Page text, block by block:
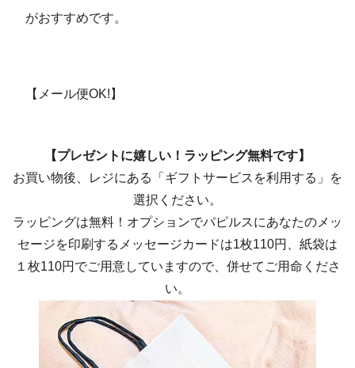
がおすすめです。
【メール便OK!】
【プレゼントに嬉しい！ラッピング無料です】
お買い物後、レジにある「ギフトサービスを利用する」を
選択ください。
ラッピングは無料！オプションでパピルスにあなたのメッ
セージを印刷するメッセージカードは1枚110円、紙袋は
１枚110円でご用意していますので、併せてご用命くださ
い。